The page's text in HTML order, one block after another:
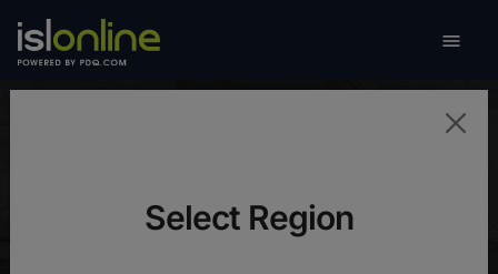

Z enotnim sistemom za podporo na daljavo smo
Select Region